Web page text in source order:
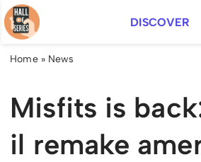
Vai
al
DISCOVER
Home» News
Misfits is
il remake